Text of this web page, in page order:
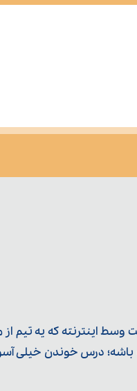
اینترنته که یه تیم
درس خوندن خیلی